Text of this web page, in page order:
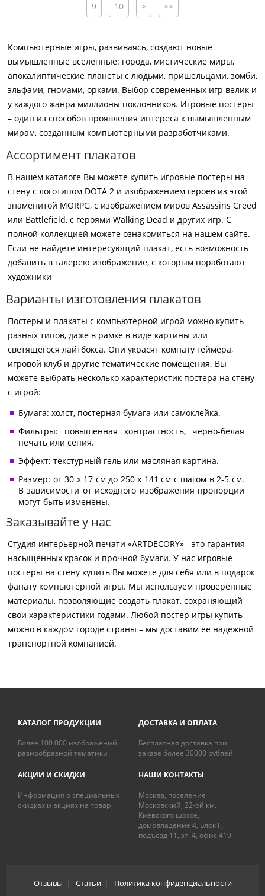
9
10 > >>
Компьютерные игры, развиваясь, создают новые
вымышленные вселенные: города, мистические миры,
апокалиптические планеты с людьми, пришельцами, зомби,
эльфами, гномами, орками. Выбор современных игр велик и
у каждого жанра миллионы поклонников. Игровые постеры
– один из способов проявления интереса к вымышленным
мирам, созданным компьютерными разработчиками.
Ассортимент плакатов
В нашем каталоге Вы можете купить игровые постеры на
стену с логотипом DOTA 2 и изображением героев из этой
знаменитой MORPG, с изображением миров Assassins Creed
или Battlefield, с героями Walking Dead и других игр. С
полной коллекцией можете ознакомиться на нашем сайте.
Если не найдете интересующий плакат, есть возможность
добавить в галерею изображение, с которым поработают
художники
Варианты изготовления плакатов
Постеры и плакаты с компьютерной игрой можно купить
разных типов, даже в рамке в виде картины или
светящегося лайтбокса. Они украсят комнату геймера,
игровой клуб и другие тематические помещения. Вы
можете выбрать несколько характеристик постера на стену
с игрой:
Бумага: холст, постерная бумага или самоклейка.
Фильтры: повышенная контрастность, черно-белая
печать или сепия.
Эффект: текстурный гель или масляная картина.
Размер: от 30 х 17 см до 250 х 141 см с шагом в 2-5 см.
В зависимости от исходного изображения пропорции
могут быть изменены.
Заказывайте у нас
Студия интерьерной печати «ARTDECORY» - это гарантия
насыщенных красок и прочной бумаги. У нас игровые
постеры на стену купить Вы можете для себя или в подарок
фанату компьютерной игры. Мы используем проверенные
материалы, позволяющие создать плакат, сохраняющий
свои характеристики годами. Любой постер игры купить
можно в каждом городе страны – мы доставим ее надежной
транспортной компанией.
КАТАЛОГ ПРОДУКЦИИ
Более 100 000 изображений
разнообразной тематики
ДОСТАВКА И ОПЛАТА
Бесплатная доставка при
заказе более 30000 рублей
АКЦИИ И СКИДКИ
Информация о специальных
скидках и акциях на товар
НАШИ КОНТАКТЫ
Москва, поселение
Московский, 22-ой км.
Киевского шоссе,
домовладение 4, Блок Г,
подъезд 11, эт. 4, офис 419
Отзывы Статьи| Политика конфиденциальности